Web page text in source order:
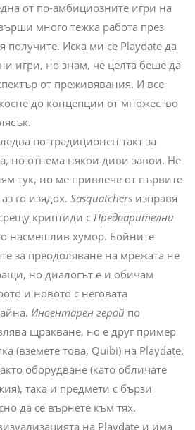
от по-амбициозните игри на
много тежка работа през
получите. Иска ми се Playdate да
игри, но знам, че целта беше да
от преживявания. И все
до концепции от множество
по-традиционен такт за
но отнема някои диви завои. Не
тук, но ме привлече от първите
го изядох. Sasquatchers изправя
криптиди с Предварителни
насмешлив хумор. Бойните
за преодоляване на мрежата не
но диалогът е и обичам
и новото с неговата
Инвентарен герой по
щракване, но е друг пример
(вземете това, Quibi) на Playdate.
оборудване (като обличате
така и предмети с бързи
да се върнете към тях.
на Playdate и има